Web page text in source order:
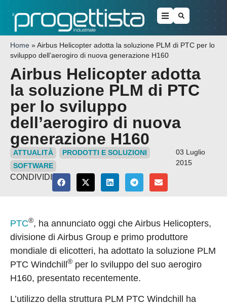
Home » Airbus Helicopter adotta la soluzione PLM di PTC per lo
sviluppo dell’aerogiro di nuova generazione H160
Airbus Helicopter adotta
la soluzione PLM di PTC
per lo sviluppo
dell’aerogiro di nuova
generazione H160
ATTUALITÀ
PRODOTTI E SOLUZIONI
SOFTWARE
03 Luglio
2015
CONDIVIDI
PTC®, ha annunciato oggi che Airbus Helicopters,
divisione di Airbus Group e primo produttore
mondiale di elicotteri, ha adottato la soluzione PLM
PTC Windchill ® per lo sviluppo del suo aerogiro
H160, presentato recentemente.
L’utilizzo della struttura PLM PTC Windchill ha